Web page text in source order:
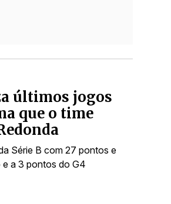
últimos jogos
que o time
Série B com 27 pontos e
a 3 pontos do G4